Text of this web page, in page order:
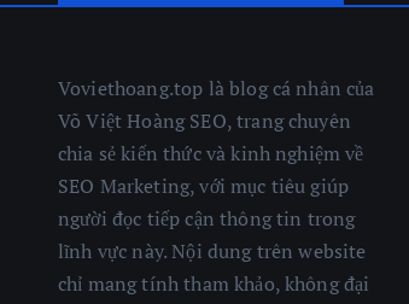
Voviethoang.top là blog cá nhân của
Võ Việt Hoàng SEO, trang chuyên
chia sẻ kiến thức và kinh nghiệm về
SEO Marketing, với mục tiêu giúp
người đọc tiếp cận thông tin trong
lĩnh vực này. Nội dung trên website
chỉ mang tính tham khảo, không đại